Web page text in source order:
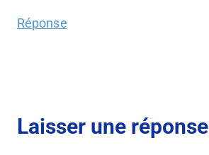
Réponse
Laisser une réponse